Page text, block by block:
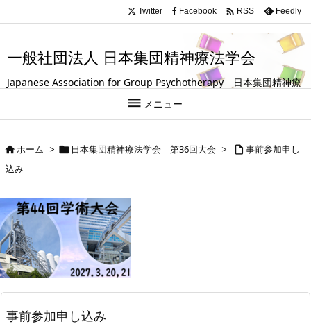
.entry-title, #front-page-title { text-align: left; }
一般社団法人 日本集団精神療法学会
Japanese Association for Group Psychotherapy 日本集団精神療
法学会は、グループ（集団）を活用して人の成長や回復を支援する
試みを探求している学会です。
 メニュー
Twitter Facebook  RSS Feedly
ホーム >  日本集団精神療法学会 第36回大会 >  事前参加申し
込み
事前参加申し込み